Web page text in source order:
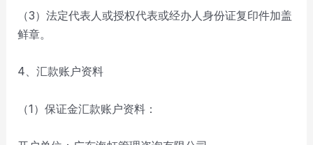
（3）法定代表人或授权代表或经办人身份证复印件加盖
鲜章。
4、汇款账户资料
（1）保证金汇款账户资料：